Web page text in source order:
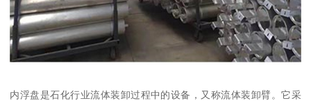
内浮盘是石化行业流体装卸过程中的设备，又称流体装卸臂。它采